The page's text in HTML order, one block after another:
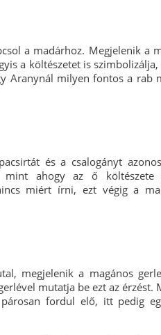
a madárhoz. Megjelenik a
a költészetet is
Aranynál milyen fontos a rab
és a csalogányt
mint ahogy az ő
miért írni, ezt végig a
megjelenik a magános
mutatja be ezt az érzést.
fordul elő, itt pedig